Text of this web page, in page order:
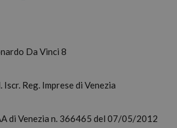
Da Vinci 8
Iscr. Reg. Imprese di Venezia
di Venezia n. 366465 del 07/05/2012